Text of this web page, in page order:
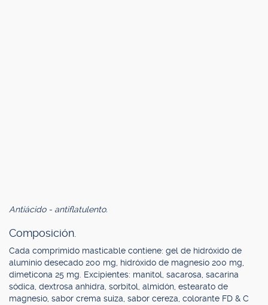
Antiácido - antiflatulento.
Composición.
Cada comprimido masticable contiene: gel de hidróxido de
aluminio desecado 200 mg, hidróxido de magnesio 200 mg,
dimeticona 25 mg. Excipientes: manitol, sacarosa, sacarina
sódica, dextrosa anhidra, sorbitol, almidón, estearato de
magnesio, sabor crema suiza, sabor cereza, colorante FD & C